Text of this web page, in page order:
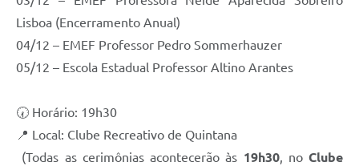
Lisboa (Encerramento Anual)
04/12 – EMEF Professor Pedro Sommerhauzer
05/12 – Escola Estadual Professor Altino Arantes
🕢 Horário: 19h30
📍 Local: Clube Recreativo de Quintana
(Todas as cerimônias acontecerão às 19h30, no Clube